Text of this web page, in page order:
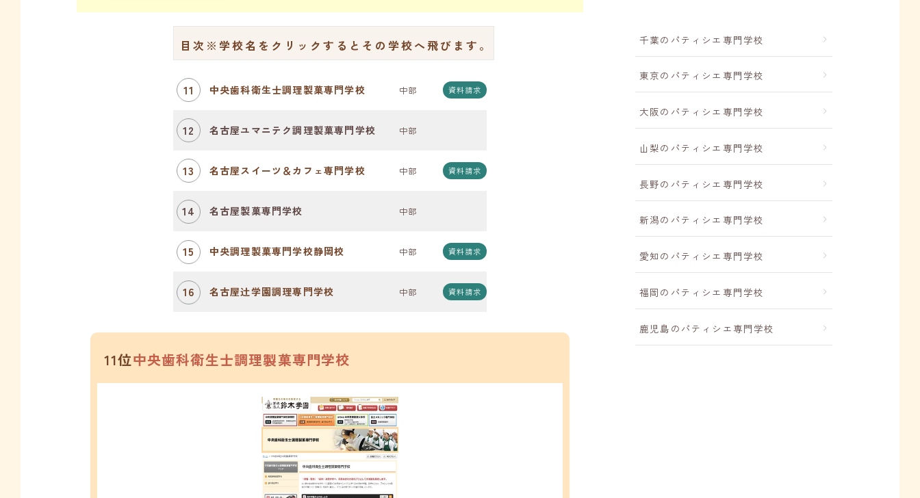
目次 ※学校名をクリックするとその学校へ飛びます。
11 中央歯科衛生士調理製菓専門学校 中部 資料請求
12 名古屋ユマニテク調理製菓専門学校 中部
13 名古屋スイーツ＆カフェ専門学校 中部 資料請求
14 名古屋製菓専門学校 中部
15 中央調理製菓専門学校静岡校 中部 資料請求
16 名古屋辻学園調理専門学校 中部 資料請求
11位中央歯科衛生士調理製菓専門学校
千葉のパティシエ専門学校
東京のパティシエ専門学校
大阪のパティシエ専門学校
山梨のパティシエ専門学校
長野のパティシエ専門学校
新潟のパティシエ専門学校
愛知のパティシエ専門学校
福岡のパティシエ専門学校
鹿児島のパティシエ専門学校